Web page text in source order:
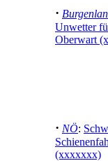
·
Unwetter
Oberwart
· NÖ:
(xxxxxxx)